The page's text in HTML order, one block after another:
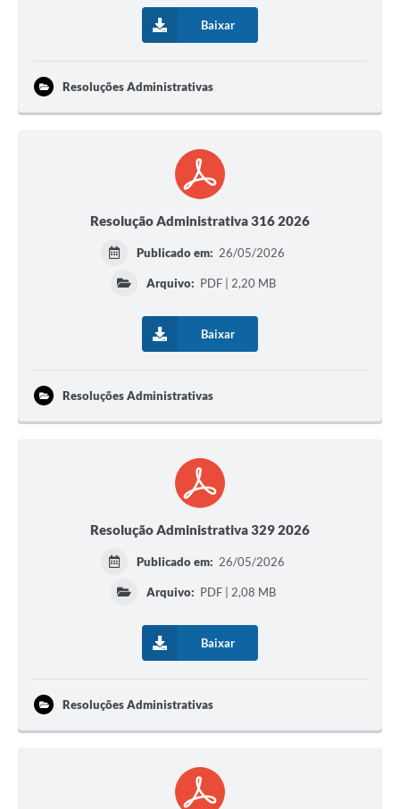
Baixar
Resoluções Administrativas
Resolução Administrativa 316 2026
Publicado em: 26/05/2026
Arquivo: PDF | 2,20 MB
Baixar
Resoluções Administrativas
Resolução Administrativa 329 2026
Publicado em: 26/05/2026
Arquivo: PDF | 2,08 MB
Baixar
Resoluções Administrativas